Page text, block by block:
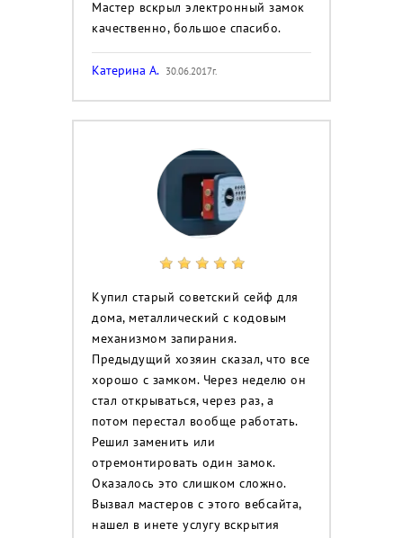
Мастер вскрыл электронный замок
качественно, большое спасибо.
Катерина А. 30.06.2017г.
Купил старый советский сейф для
дома, металлический с кодовым
механизмом запирания.
Предыдущий хозяин сказал, что все
хорошо с замком. Через неделю он
стал открываться, через раз, а
потом перестал вообще работать.
Решил заменить или
отремонтировать один замок.
Оказалось это слишком сложно.
Вызвал мастеров с этого вебсайта,
нашел в инете услугу вскрытия